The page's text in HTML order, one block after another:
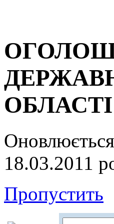
ОБЛАСТІ
18.03.2011
Пропустить